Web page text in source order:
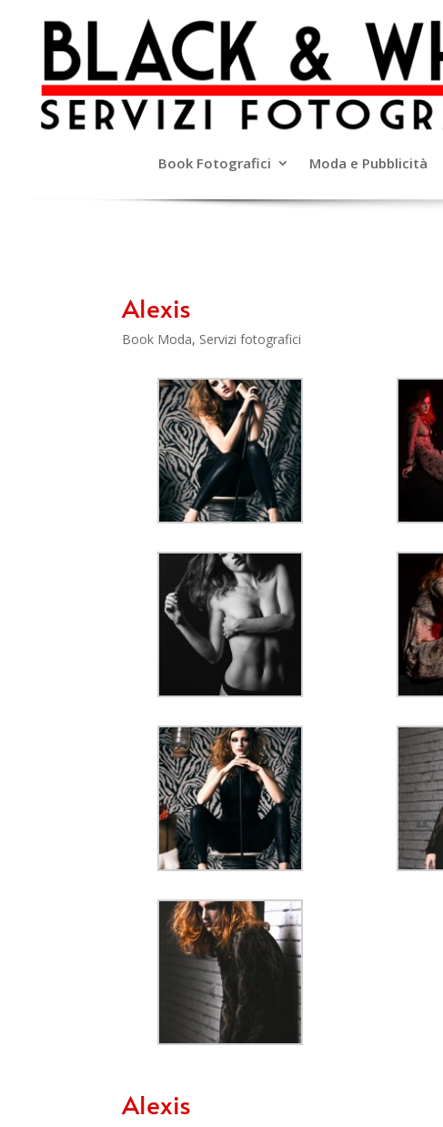
Book Fotografici Moda e Pubblicità
Alexis
Book Moda, Servizi fotografici
Alexis